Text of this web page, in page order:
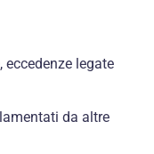
eccedenze legate
da altre